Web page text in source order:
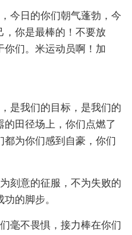
今日的你们朝气蓬勃，今
，你是最棒的！不要放
你们。米运动员啊！加
是我们的目标，是我们的
田径场上，你们点燃了
都为你们感到自豪，你们
刻意的征服，不为失败的
的脚步。
毫不畏惧，接力棒在你们